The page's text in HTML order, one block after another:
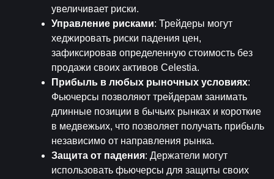
увеличивает риски.
Управление рисками: Трейдеры могут
хеджировать риски падения цен,
зафиксировав определенную стоимость без
продажи своих активов Celestia.
Прибыль в любых рыночных условиях:
Фьючерсы позволяют трейдерам занимать
длинные позиции в бычьих рынках и короткие
в медвежьих, что позволяет получать прибыль
независимо от направления рынка.
Защита от падения: Держатели могут
использовать фьючерсы для защиты своих